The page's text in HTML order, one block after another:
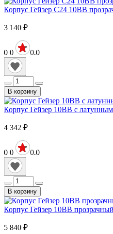
Корпус Гейзер С24 10ВВ
3 140 ₽
0 0 0.0
В корзину
Корпус Гейзер 10ВВ с
4 342 ₽
0 0 0.0
В корзину
Корпус Гейзер 10ВВ
5 840 ₽